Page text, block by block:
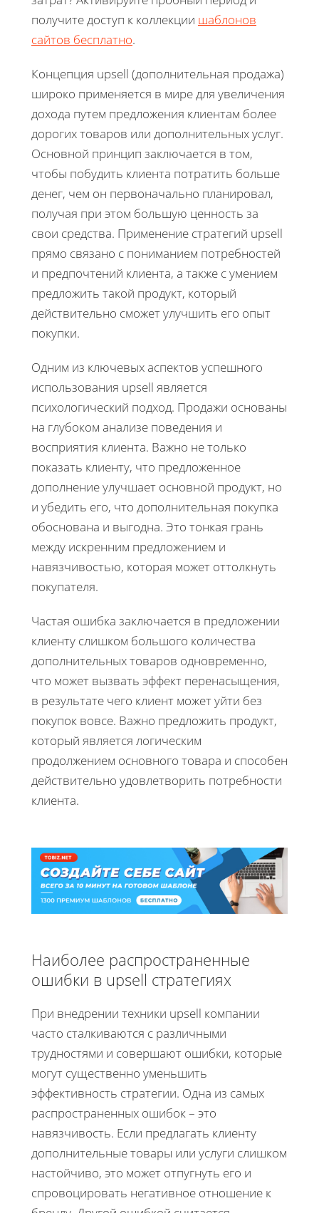
получите доступ к коллекции шаблонов
сайтов бесплатно.
Концепция upsell (дополнительная продажа)
широко применяется в мире для увеличения
дохода путем предложения клиентам более
дорогих товаров или дополнительных услуг.
Основной принцип заключается в том,
чтобы побудить клиента потратить больше
денег, чем он первоначально планировал,
получая при этом большую ценность за
свои средства. Применение стратегий upsell
прямо связано с пониманием потребностей
и предпочтений клиента, а также с умением
предложить такой продукт, который
действительно сможет улучшить его опыт
покупки.
Одним из ключевых аспектов успешного
использования upsell является
психологический подход. Продажи основаны
на глубоком анализе поведения и
восприятия клиента. Важно не только
показать клиенту, что предложенное
дополнение улучшает основной продукт, но
и убедить его, что дополнительная покупка
обоснована и выгодна. Это тонкая грань
между искренним предложением и
навязчивостью, которая может оттолкнуть
покупателя.
Частая ошибка заключается в предложении
клиенту слишком большого количества
дополнительных товаров одновременно,
что может вызвать эффект перенасыщения,
в результате чего клиент может уйти без
покупок вовсе. Важно предложить продукт,
который является логическим
продолжением основного товара и способен
действительно удовлетворить потребности
клиента.
Наиболее распространенные
ошибки в upsell стратегиях
При внедрении техники upsell компании
часто сталкиваются с различными
трудностями и совершают ошибки, которые
могут существенно уменьшить
эффективность стратегии. Одна из самых
распространенных ошибок – это
навязчивость. Если предлагать клиенту
дополнительные товары или услуги слишком
настойчиво, это может отпугнуть его и
спровоцировать негативное отношение к